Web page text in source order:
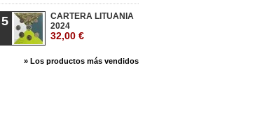
5
CARTERA LITUANIA
2024
32,00 €
» Los productos más vendidos